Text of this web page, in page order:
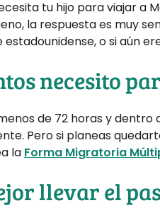
tu hijo para viajar a
la respuesta es muy
o si aún
necesito
de 72 horas y
Pero si planeas
la Forma Migratoria
llevar el